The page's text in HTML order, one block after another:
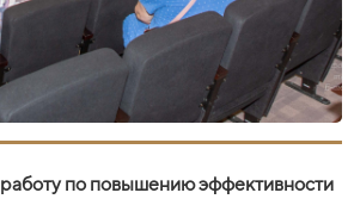
по повышению эффективности